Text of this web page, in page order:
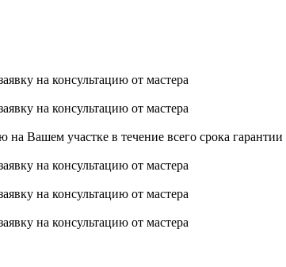
на консультацию от мастера
на консультацию от мастера
Вашем участке в течение всего срока гарантии
на консультацию от мастера
на консультацию от мастера
на консультацию от мастера